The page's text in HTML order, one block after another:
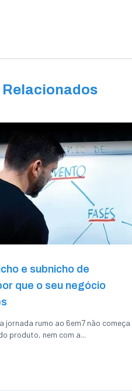
e subnicho de
que o seu negócio
jornada rumo ao 6em7 não começa
produto, nem com a...